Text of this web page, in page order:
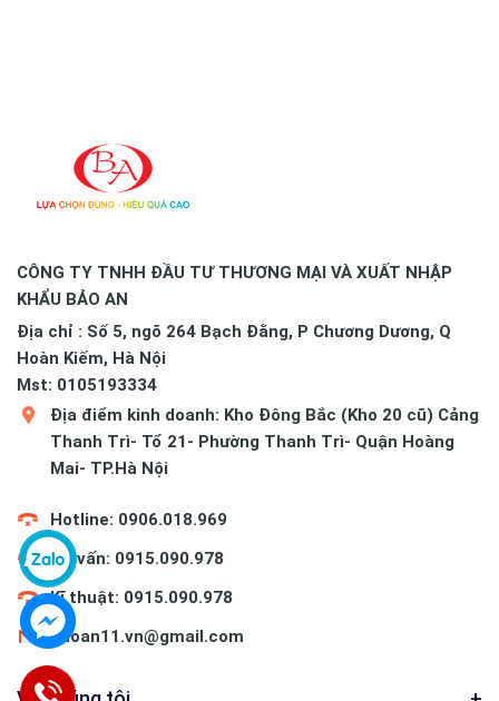
CÔNG TY TNHH ĐẦU TƯ THƯƠNG MẠI VÀ XUẤT NHẬP
KHẨU BẢO AN
Địa chỉ : Số 5, ngõ 264 Bạch Đằng, P Chương Dương, Q
Hoàn Kiếm, Hà Nội
Mst: 0105193334
Địa điểm kinh doanh: Kho Đông Bắc (Kho 20 cũ) Cảng
Thanh Trì- Tổ 21- Phường Thanh Trì- Quận Hoàng
Mai- TP.Hà Nội
Hotline: 0906.018.969
Tư vấn: 0915.090.978
Kĩ thuật: 0915.090.978
baoan11.vn@gmail.com